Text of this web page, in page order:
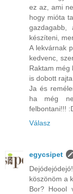
ez az, ami
hogy mióta
gazdagabb,
készíteni,
A lekvárnak
kedvenc,
Raktam még
is dobott
Ja és
ha még
felbontani!!!
Válasz
egycsipet
köszönöm a
Bor? Hoool